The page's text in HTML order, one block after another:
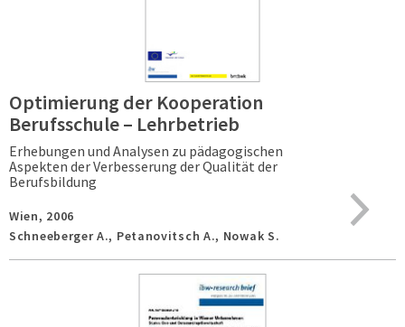
Optimierung der Kooperation
Berufsschule – Lehrbetrieb
Erhebungen und Analysen zu pädagogischen
Aspekten der Verbesserung der Qualität der
Berufsbildung
Wien, 2006
Schneeberger A., Petanovitsch A., Nowak S.